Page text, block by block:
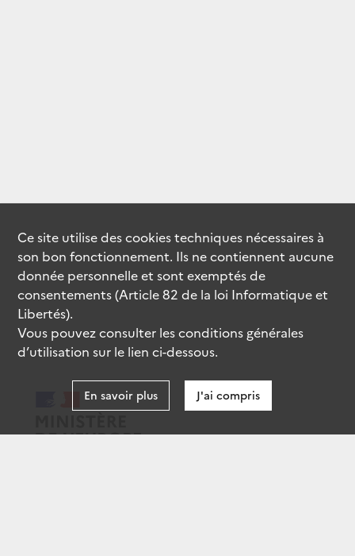
Ce site utilise descookiestechniques nécessaires à
son bon fonctionnement. Ils ne contiennent aucune
donnée personnelle et sont exemptés de
consentements (Article 82 de la loi Informatique et
Libertés).
Vous pouvez consulter les conditions générales
d’utilisation sur le lien ci-dessous.
En savoir plus J'ai compris